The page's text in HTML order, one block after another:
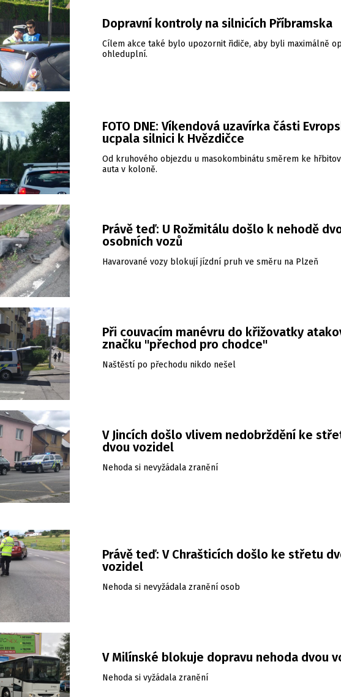
Dopravní kontroly na silnicích Příbramska
Cílem akce také bylo upozornit řidiče, aby byli maximálně
ohleduplní.
FOTO DNE: Víkendová uzavírka části
ucpala silnici k Hvězdičce
Od kruhového objezdu u masokombinátu směrem ke
auta v koloně.
Právě teď: U Rožmitálu došlo k nehodě
osobních vozů
Havarované vozy blokují jízdní pruh ve směru na Plzeň
Při couvacím manévru do křižovatky
značku "přechod pro chodce"
Naštěstí po přechodu nikdo nešel
V Jincích došlo vlivem nedobrždění ke
dvou vozidel
Nehoda si nevyžádala zranění
Právě teď: V Chrašticích došlo ke střetu
vozidel
Nehoda si nevyžádala zranění osob
V Milínské blokuje dopravu nehoda dvou
Nehoda si vyžádala zranění